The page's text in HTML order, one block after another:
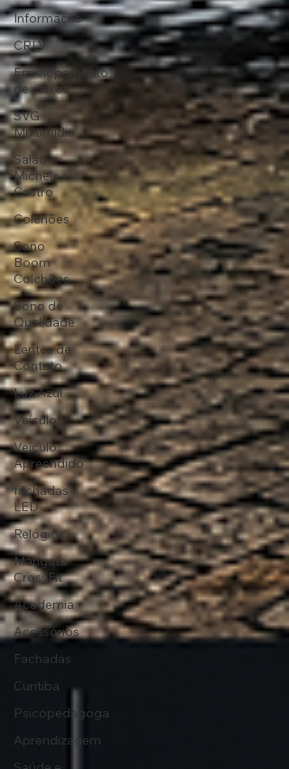
Informação
CRLV
Envelopamento
de carros
SVG
Multimídia
Salão
Michele
Castro
Colchões
Sono
Boom
Colchões
Sono de
Qualidade
Lentes de
Contato
Luz Azul
Veículos
Veículo
Apreendido
fachadas
LED
Relógios
Mangata
CrossFit
Academia
Acessórios
Fachadas
Curitiba
Psicopedagoga
Aprendizagem